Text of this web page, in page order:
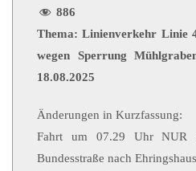
886
Thema: Linienverkehr Linie
wegen Sperrung
18.08.2025
Änderungen in Kurzfassung:
Fahrt um 07.29 Uhr NUR
Bundesstraße nach